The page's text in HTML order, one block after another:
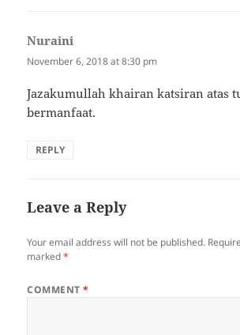
Nuraini
November 6, 2018 at 8:30 pm
Jazakumullah khairan katsiran atas
bermanfaat.
REPLY
Leave a Reply
Your email address will not be published.
marked*
COMMENT*